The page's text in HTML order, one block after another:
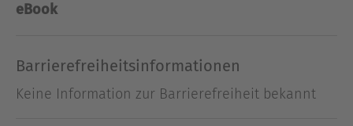
eBook
Barrierefreiheitsinformationen
Keine Information zur Barrierefreiheit bekannt